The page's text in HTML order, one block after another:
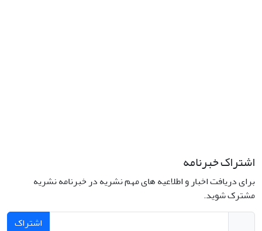
اشتراک خبرنامه
برای دریافت اخبار و اطلاعیه های مهم نشریه در خبرنامه نشریه
مشترک شوید.
اشتراک